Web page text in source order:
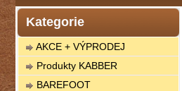
Kategorie
AKCE + VÝPRODEJ
Produkty KABBER
BAREFOOT